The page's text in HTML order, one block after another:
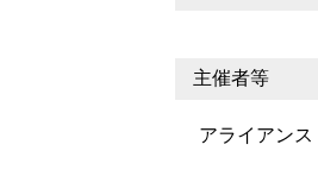
主催者等
アライアン